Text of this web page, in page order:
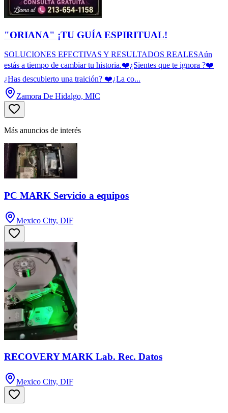
"ORIANA" ¡TU GUÍA ESPIRITUAL!
SOLUCIONES EFECTIVAS Y RESULTADOS REALESAún
estás a tiempo de cambiar tu historia.❤️¿Sientes que te ignora ?❤️
¿Has descubierto una traición? ❤️¿La co...
Zamora De Hidalgo, MIC
Más anuncios de interés
PC MARK Servicio a equipos
Mexico City, DIF
RECOVERY MARK Lab. Rec. Datos
Mexico City, DIF